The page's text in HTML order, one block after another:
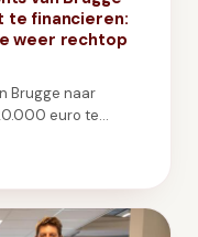
te financieren:
weer rechtop
Brugge naar
euro te